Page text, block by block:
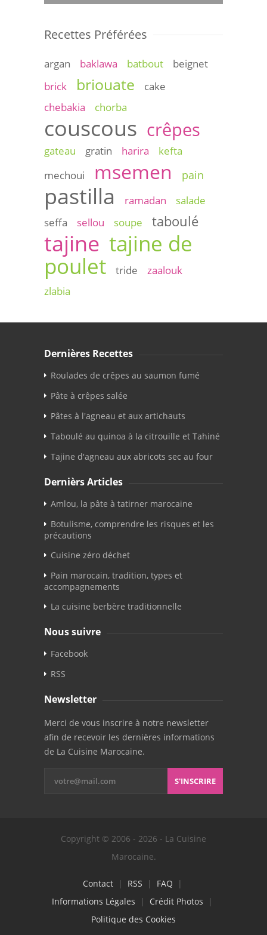
Recettes Préférées
argan baklawa batbout
beignet
brick
briouate
cake
chebakia
chorba
couscous crêpes
gateau gratin harira
kefta
mechoui
msemen pain
pastilla ramadan
salade
seffa
sellou soupe taboulé
tajine tajine de
poulet
tride
zaalouk
zlabia
Dernières Recettes
Roulades de crêpes au saumon fumé
Pâte à crêpes salée
Pâtes à l'agneau et aux artichauts
Taboulé au quinoa à la citrouille et Tahiné
Tajine d'agneau aux abricots sec au four
Dernièrs Articles
Amlou, la pâte à tatirner marocaine
Botulisme, comprendre les risques et les
précautions
Cuisine zéro déchet
Pain marocain, tradition, types et
accompagnements
La cuisine berbère traditionnelle
Nous suivre
Facebook
RSS
Newsletter
Merci de vous inscrire à notre newsletter
afin de recevoir les dernières informations
de La Cuisine Marocaine.
S'INSCRIRE
Copyright © 2006 - 2026 - La Cuisine
Marocaine.
Contact| RSS | FAQ |
Informations Légales | Crédit Photos |
Politique des Cookies